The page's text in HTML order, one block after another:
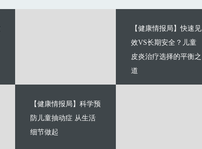
【健康情报局】快速见
效VS长期安全？儿童
皮炎治疗选择的平衡之
道
【健康情报局】科学预
防儿童抽动症 从生活
细节做起